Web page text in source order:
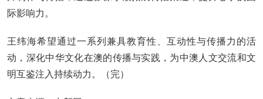
际影响力。
王纬海希望通过一系列兼具教育性、互动性与传播力的活
动，深化中华文化在澳的传播与实践，为中澳人文交流和文
明互鉴注入持续动力。（完）